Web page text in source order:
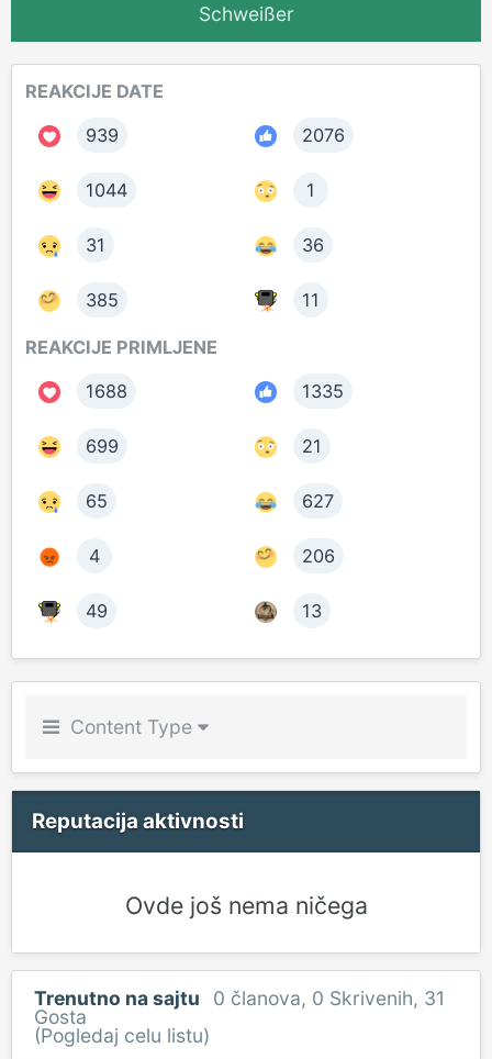
Schweißer
REAKCIJE DATE
939
2076
1044 1
31 36
385 11
REAKCIJE PRIMLJENE
1688
1335
699 21
65 627
4 206
49 13
Content Type
Reputacija aktivnosti
Ovde još nema ničega
Trenutno na sajtu 0 članova, 0 Skrivenih, 31
Gosta
(Pogledaj celu listu)